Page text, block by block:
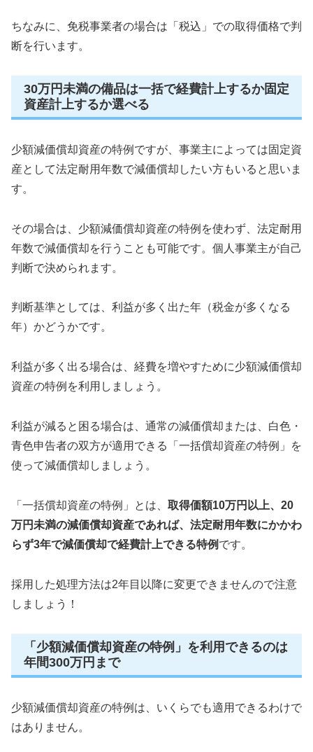
ちなみに、免税事業者の場合は「税込」での取得価格で判
断を行います。
30万円未満の備品は一括で経費計上するか固定
資産計上するか選べる
少額減価償却資産の特例ですが、事業主によっては固定資
産として法定耐用年数で減価償却したい方もいると思いま
す。
その場合は、少額減価償却資産の特例を使わず、法定耐用
年数で減価償却を行うことも可能です。個人事業主が自己
判断で決められます。
判断基準としては、利益が多く出た年（税金が多くなる
年）かどうかです。
利益が多く出る場合は、経費を増やすために少額減価償却
資産の特例を利用しましょう。
利益が減ると困る場合は、通常の減価償却または、白色・
青色申告者の双方が適用できる「一括償却資産の特例」を
使って減価償却しましょう。
「一括償却資産の特例」とは、 取得価額10万円以上、20
万円未満の減価償却資産であれば、法定耐用年数にかかわ
らず3年で減価償却で経費計上できる特例 です。
採用した処理方法は2年目以降に変更できませんので注意
しましょう！
「少額減価償却資産の特例」を利用できるのは
年間300万円まで
少額減価償却資産の特例は、いくらでも適用できるわけで
はありません。